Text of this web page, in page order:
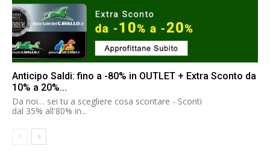
Anticipo Saldi: fino a -80% in OUTLET + Extra Sconto da
10% a 20%...
Da noi… sei tu a scegliere cosa scontare - Sconti
dal 35% all'80% in...